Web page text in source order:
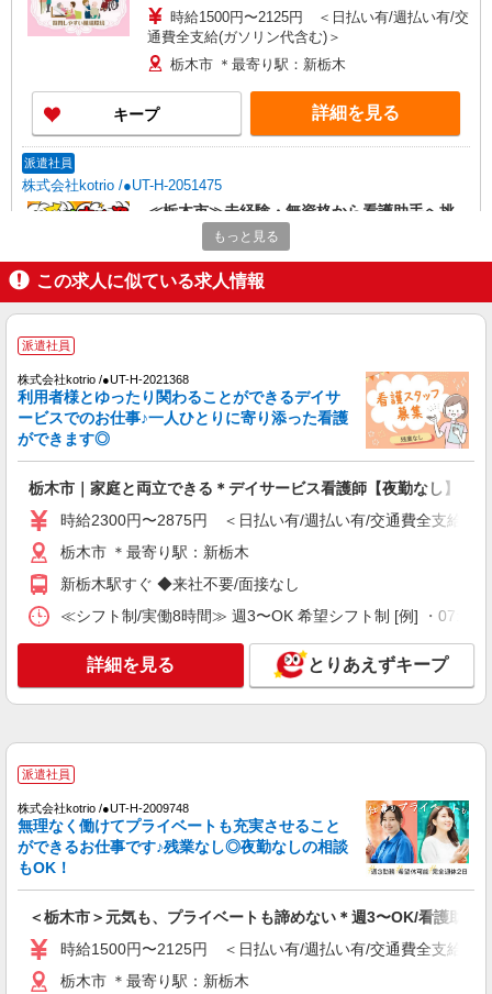
時給1500円〜2125円 ＜日払い有/週払い有/交
通費全支給(ガソリン代含む)＞
栃木市 ＊最寄り駅：新栃木
キープ 詳細を見る
派遣社員
株式会社kotrio /●UT-H-2051475
≪栃木市≫未経験・無資格から看護助手へ挑
戦！シフト相談OK♪
時給1500円〜2125円 ＜日払い有/週払い有/交
通費全支給(ガソリン代含む)＞
栃木市 ＊最寄り駅：新栃木
派遣社員
株式会社kotrio /●UT-H-1855984
栃木市▼デイサービスの看護師▼ラクラク業務
時給2000円〜 ＜日払い有/週払い有/交通費全
支給(ガソリン代含む)＞
栃木市 ◆来社不要
キープ
派遣社員
株式会社kotrio /●UT-H-1959219
時給1500円〜2125円 ＜日払い有/週払い有/交
キープ 詳細を見る
派遣社員
株式会社kotrio /●UT-H-2020656
できる看護助手♪
時給1500円〜2125円 ＜日払い有/週払い有/交
もっと見る
この求人に似ている求人情報
派遣社員
株式会社kotrio /●UT-H-2021368
利用者様とゆったり関わることができるデイサ
ービスでのお仕事♪一人ひとりに寄り添った看護
ができます◎
栃木市｜家庭と両立できる＊デイサービス看護師【夜勤なし】
時給2300円〜2875円 ＜日払い有/週払い有/交通費全支給(ガ
栃木市 ＊最寄り駅：新栃木
新栃木駅すぐ ◆来社不要/面接なし
≪シフト制/実働8時間≫ 週3〜OK 希望シフト制 [例] ・
詳細を見る とりあえずキープ
派遣社員
株式会社kotrio /●UT-H-2009748
無理なく働けてプライベートも充実させること
ができるお仕事です♪残業なし◎夜勤なしの相談
もOK！
＜栃木市＞元気も、プライベートも諦めない＊週3〜OK/看護助手
時給1500円〜2125円 ＜日払い有/週払い有/交通費全支給(ガ
栃木市 ＊最寄り駅：新栃木